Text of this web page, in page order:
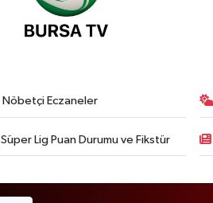
Nöbetçi Eczaneler
Süper Lig Puan Durumu ve Fikstür